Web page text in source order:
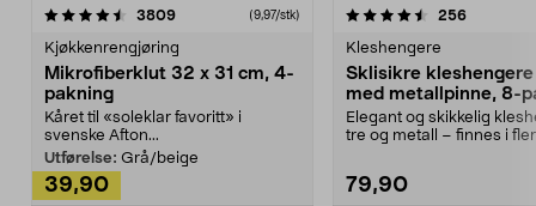
3809anmeldelser(9,97/stk)
Kjøkkenrengjøring
Mikrofiberklut 32 x 31 cm, 4-
pakning
Kåret til «soleklar favoritt» i
svenske Afton...
Utførelse: Grå/beige
39,90
4.5av 5 stjerner 256
Kleshengere
Sklisikre
med metallpinne, 8-
Elegant og skikkelig
tre og metall – finnes i
79,90
4.5av 5 stjerner